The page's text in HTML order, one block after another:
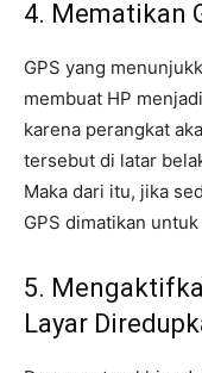
4. Mematikan
GPS yang
membuat HP
karena perangkat
tersebut di latar
Maka dari itu, jika
GPS dimatikan
5.
Layar